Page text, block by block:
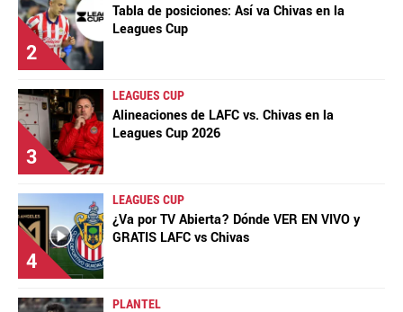
2
Tabla de posiciones: Así va Chivas en la
Leagues Cup
3
LEAGUES CUP
Alineaciones de LAFC vs. Chivas en la
Leagues Cup 2026
4
LEAGUES CUP
¿Va por TV Abierta? Dónde VER EN VIVO y
GRATIS LAFC vs Chivas
PLANTEL